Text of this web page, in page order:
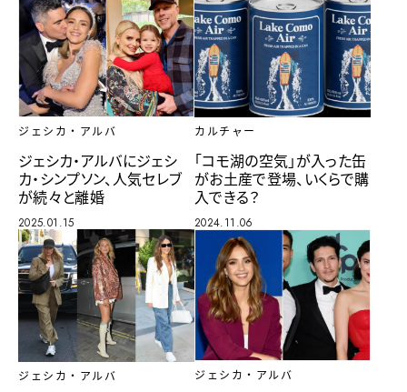
ジェシカ・アルバ
ジェシカ・アルバにジェシ
カ・シンプソン、人気セレブ
が続々と離婚
2025.01.15
カルチャー
「コモ湖の空気」が入った缶
がお土産で登場、いくらで購
入できる？
2024.11.06
ジェシカ・アルバ ジェシカ・アルバ